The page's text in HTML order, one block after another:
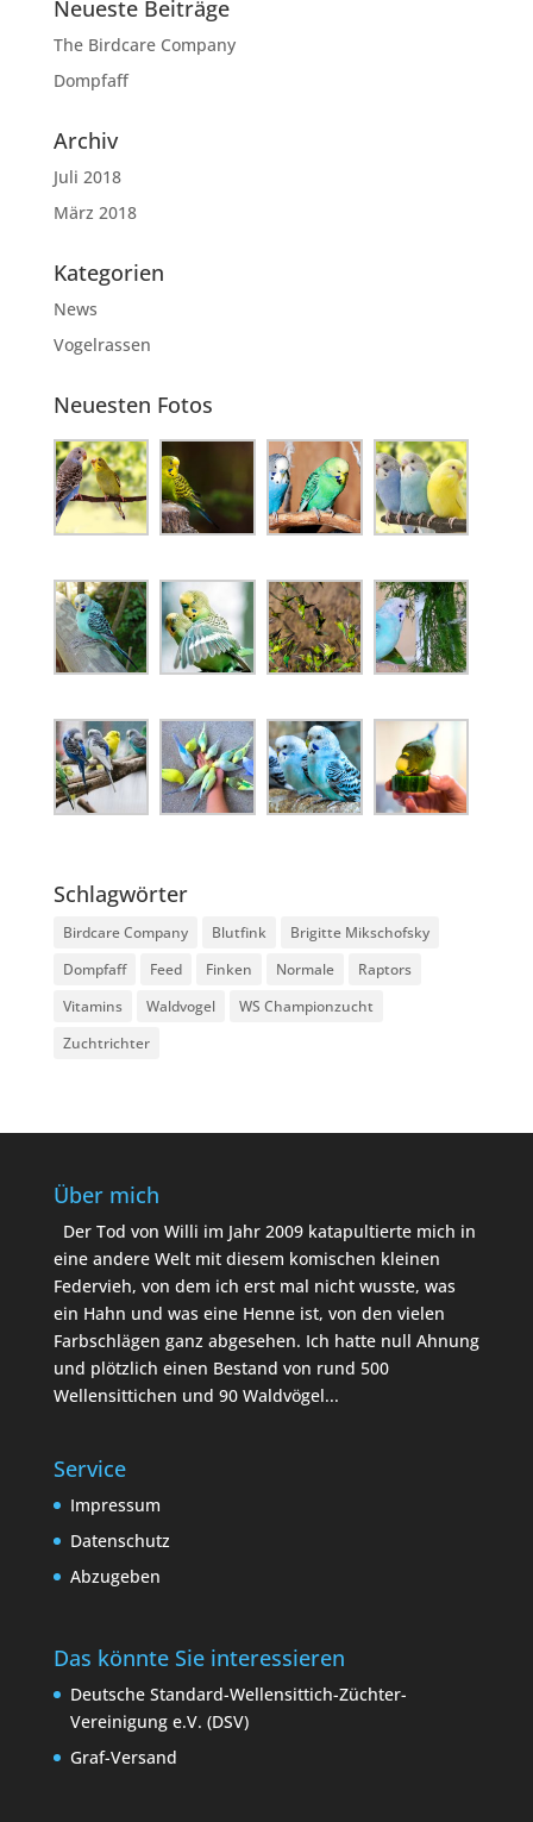
Neueste Beiträge
The Birdcare Company
Dompfaff
Archiv
Juli 2018
März 2018
Kategorien
News
Vogelrassen
Neuesten Fotos
Schlagwörter
Birdcare Company Blutfink
Brigitte Mikschofsky
Dompfaff
Feed Finken Normale
Raptors
Vitamins
Waldvogel
WS Championzucht
Zuchtrichter
Über mich
Der Tod von Willi im Jahr 2009 katapultierte mich in
eine andere Welt mit diesem komischen kleinen
Federvieh, von dem ich erst mal nicht wusste, was
ein Hahn und was eine Henne ist, von den vielen
Farbschlägen ganz abgesehen. Ich hatte null Ahnung
und plötzlich einen Bestand von rund 500
Wellensittichen und 90 Waldvögel...
Service
Impressum
Datenschutz
Abzugeben
Das könnte Sie interessieren
Deutsche Standard-Wellensittich-Züchter-
Vereinigung e.V. (DSV)
Graf-Versand